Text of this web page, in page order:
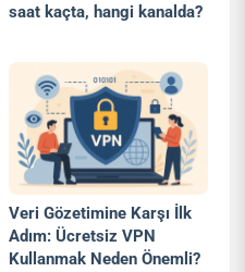
saat kaçta, hangi kanalda?
Veri Gözetimine Karşı İlk
Adım: Ücretsiz VPN
Kullanmak Neden Önemli?